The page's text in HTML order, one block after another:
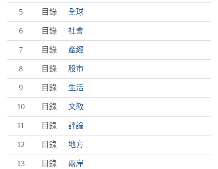
5 目錄 全球
6 目錄 社會
7 目錄 產經
8 目錄 股市
9 目錄 生活
10 目錄 文教
11 目錄 評論
12 目錄 地方
13 目錄 兩岸